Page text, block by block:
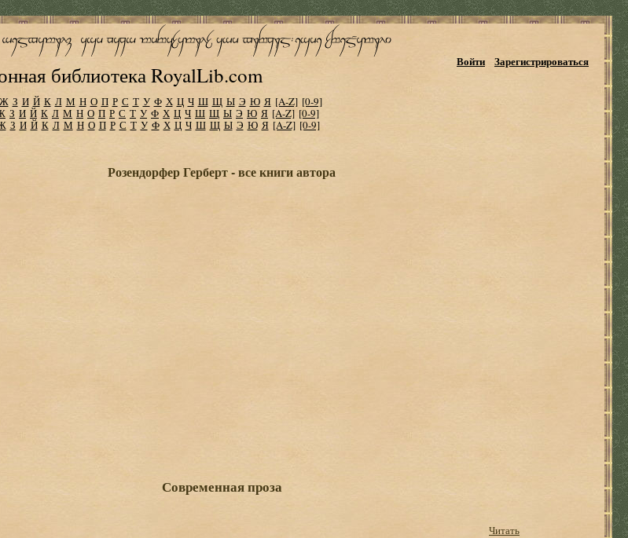
библиотека RoyalLib.com
Войти Зарегистрироваться
Ж З И Й К Л М Н О П Р С Т У Ф Х Ц Ч Ш Щ Ы Э Ю Я [A-Z] [0-9]
З И Й К Л М Н О П Р С Т У Ф Х Ц Ч Ш Щ Ы Э Ю Я [A-Z] [0-9]
З И Й К Л М Н О П Р С Т У Ф Х Ц Ч Ш Щ Ы Э Ю Я [A-Z] [0-9]
Розендорфер Герберт - все книги автора
Современная проза
Читать